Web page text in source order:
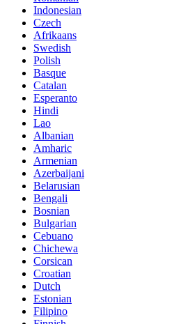
Indonesian
Czech
Afrikaans
Swedish
Polish
Basque
Catalan
Esperanto
Hindi
Lao
Albanian
Amharic
Armenian
Azerbaijani
Belarusian
Bengali
Bosnian
Bulgarian
Cebuano
Chichewa
Corsican
Croatian
Dutch
Estonian
Filipino